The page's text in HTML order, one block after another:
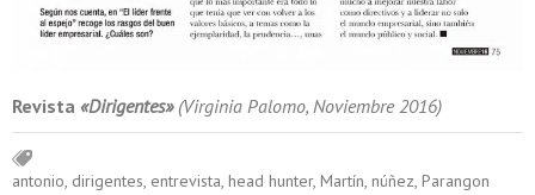
Revista «Dirigentes» (Virginia Palomo, Noviembre 2016)
antonio, dirigentes, entrevista, head hunter, Martín, núñez, Parangon